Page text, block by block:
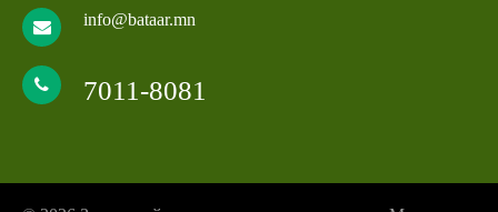
info@bataar.mn
7011-8081